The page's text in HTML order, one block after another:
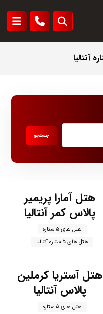
هتل آمارا پریمیر
پالاس کمر آنتالیا
هتل های 5 ستاره
هتل های 5 ستاره آنتالیا
هتل آستریا کرملین
پالاس آنتالیا
هتل های 5 ستاره